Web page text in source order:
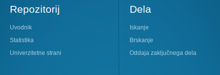
Repozitorij
Uvodnik
Statistika
Univerzitetne strani
Dela
Iskanje
Brskanje
Oddaja zaključnega dela